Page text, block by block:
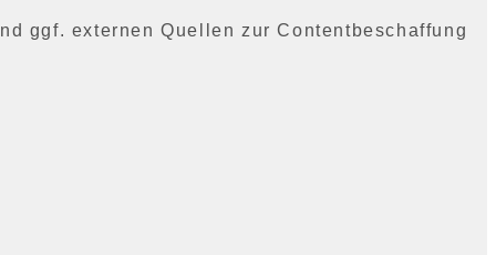
ggf. externen Quellen zur Contentbeschaffung